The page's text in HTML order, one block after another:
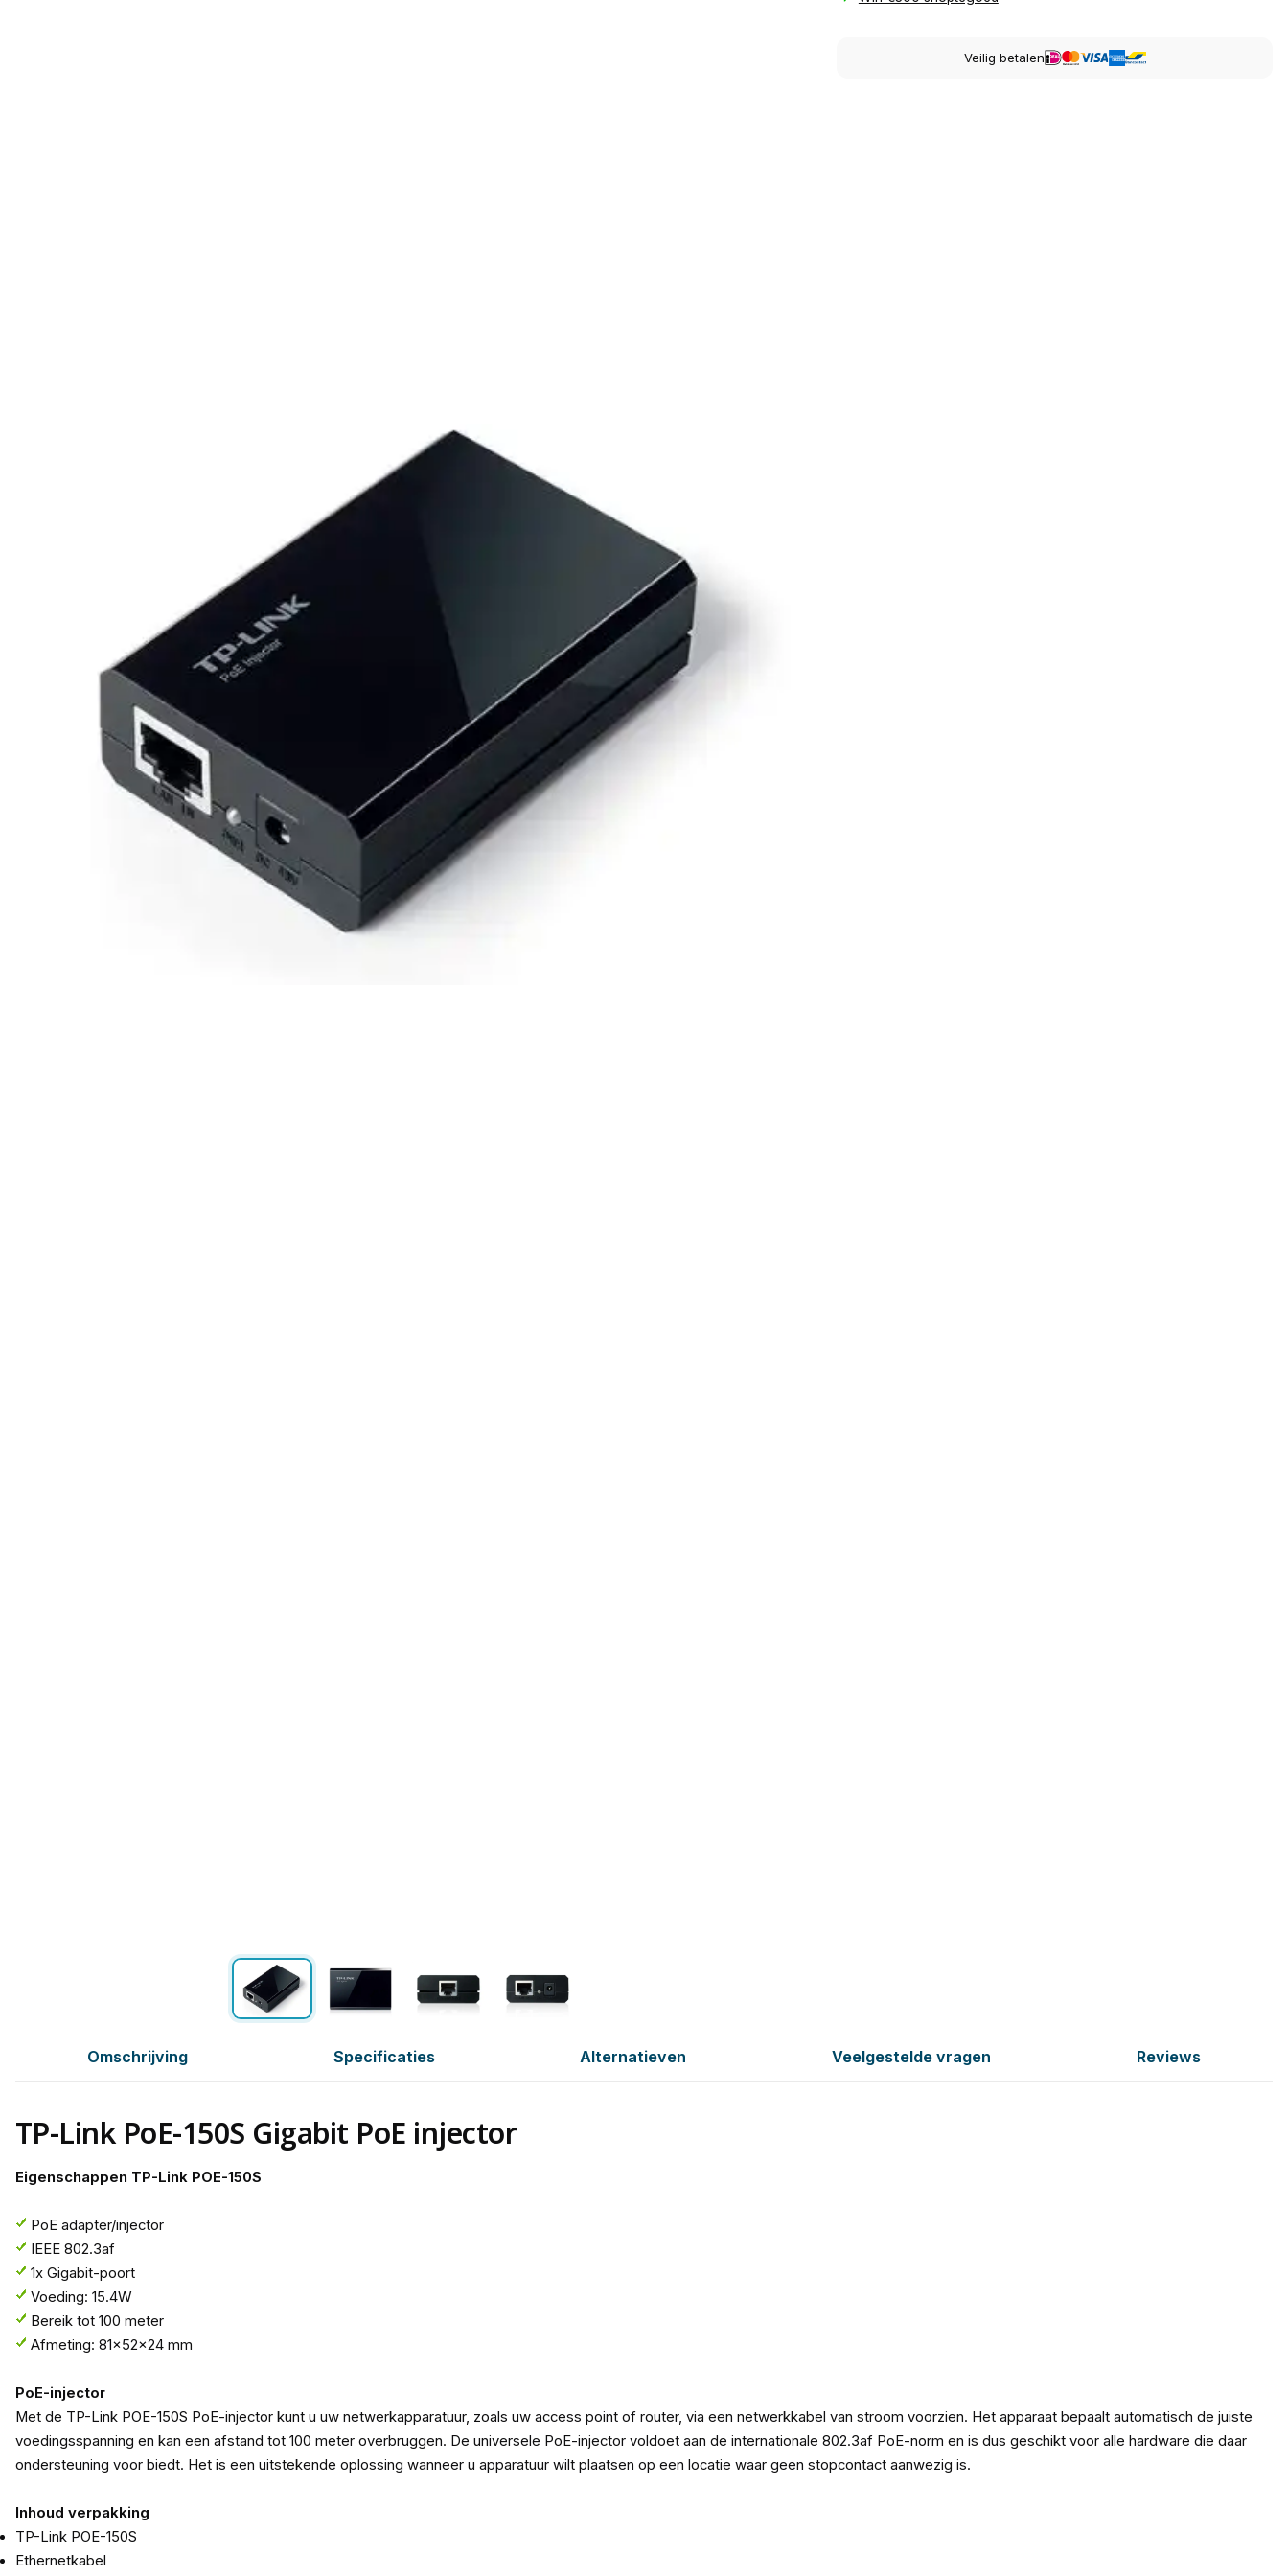
Veilig betalen
Omschrijving Specificaties Alternatieven Veelgestelde vragen Reviews
TP-Link PoE-150S Gigabit PoE injector
Eigenschappen TP-Link POE-150S
PoE adapter/injector
IEEE 802.3af
1x Gigabit-poort
Voeding: 15.4W
Bereik tot 100 meter
Afmeting: 81x52x24 mm
PoE-injector
Met de TP-Link POE-150S PoE-injector kunt u uw netwerkapparatuur, zoals uw access point of router, via een netwerkkabel van stroom voorzien. Het apparaat bepaalt automatisch de juiste
voedingsspanning en kan een afstand tot 100 meter overbruggen. De universele PoE-injector voldoet aan de internationale 802.3af PoE-norm en is dus geschikt voor alle hardware die daar
ondersteuning voor biedt. Het is een uitstekende oplossing wanneer u apparatuur wilt plaatsen op een locatie waar geen stopcontact aanwezig is.
Inhoud verpakking
TP-Link POE-150S
Ethernetkabel